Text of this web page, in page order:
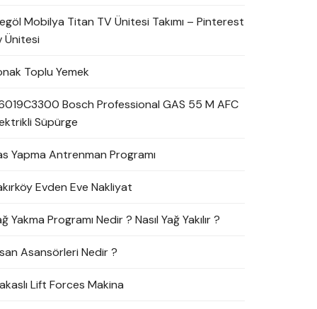
Mobilya Titan TV Ünitesi Takımı – Pinterest
Ünitesi
Toplu Yemek
Bosch Professional GAS 55 M AFC
Süpürge
Yapma Antrenman Programı
Evden Eve Nakliyat
Yakma Programı Nedir ? Nasıl Yağ Yakılır ?
Asansörleri Nedir ?
Lift Forces Makina